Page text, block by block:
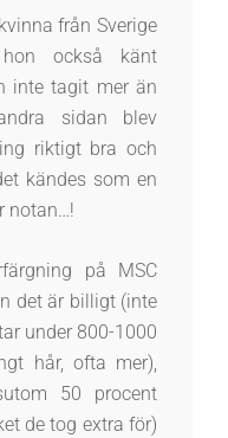
från Sverige
också känt
inte tagit mer än
sidan blev
riktigt bra och
kändes som en
notan…!
på MSC
det är billigt (inte
under 800-1000
hår, ofta mer),
50 procent
de tog extra för)